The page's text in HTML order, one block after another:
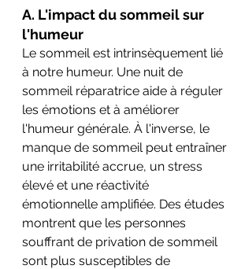
A. L'impact du sommeil sur
l'humeur
Le sommeil est intrinsèquement lié
à notre humeur. Une nuit de
sommeil réparatrice aide à réguler
les émotions et à améliorer
l'humeur générale. À l'inverse, le
manque de sommeil peut entraîner
une irritabilité accrue, un stress
élevé et une réactivité
émotionnelle amplifiée. Des études
montrent que les personnes
souffrant de privation de sommeil
sont plus susceptibles de